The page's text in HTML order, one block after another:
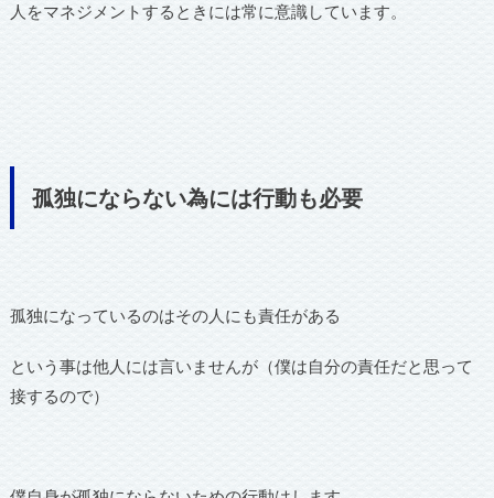
人をマネジメントするときには常に意識しています。
孤独にならない為には行動も必要
孤独になっているのはその人にも責任がある
という事は他人には言いませんが（僕は自分の責任だと思って
接するので）